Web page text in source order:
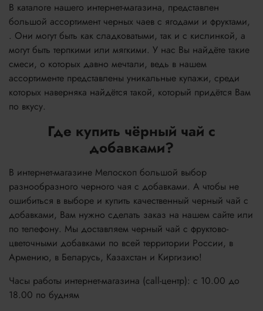
В каталоге нашего интернет-магазина, представлен
большой ассортимент черных чаев с ягодами и фруктами,
. Они могут быть как сладковатыми, так и с кислинкой, а
могут быть терпкими или мягкими. У нас Вы найдёте такие
смеси, о которых давно мечтали, ведь в нашем
ассортименте представлены уникальные купажи, среди
которых наверняка найдётся такой, который придётся Вам
по вкусу.
Где купить чёрный чай с
добавками?
В интернет-магазине Мелоскоп большой выбор
разнообразного черного чая с добавками. А чтобы не
ошибиться в выборе и купить качественный черный чай с
добавками, Вам нужно сделать заказ на нашем сайте или
по телефону. Мы доставляем черный чай с фруктово-
цветочными добавками по всей территории России, в
Армению, в Беларусь, Казахстан и Киргизию!
Часы работы интернет-магазина (call-центр): с 10.00 до
18.00 по будням